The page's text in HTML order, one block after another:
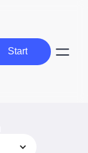
Start
Start